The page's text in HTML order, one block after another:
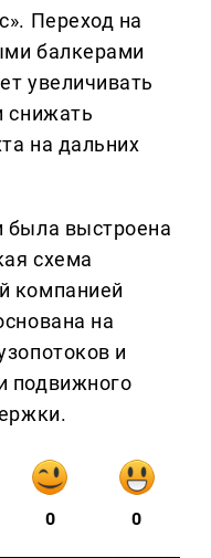
Переход на
балкерами
увеличивать
снижать
на дальних
была выстроена
схема
компанией
на
и
подвижного
0 0